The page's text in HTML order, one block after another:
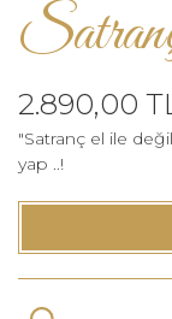
2.890,00 TL
"Satranç el ile
yap ..!